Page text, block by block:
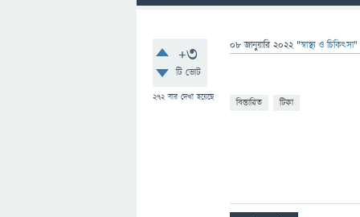
+3
টি ভোট
272বার দেখা হয়েছে
08 জানুয়ারি 2022 "স্বাস্থ্য ও চিকিৎসা"
বিস্তারিত টিকা